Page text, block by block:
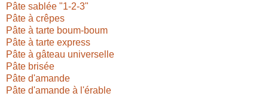
Pâte sablée "1-2-3"
Pâte à crêpes
Pâte à tarte boum-boum
Pâte à tarte express
Pâte à gâteau universelle
Pâte brisée
Pâte d'amande
Pâte d'amande à l'érable